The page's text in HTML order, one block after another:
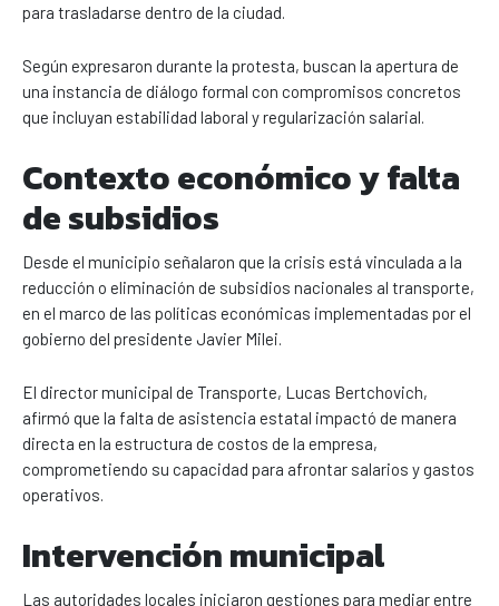
para trasladarse dentro de la ciudad.
Según expresaron durante la protesta, buscan la apertura de
una instancia de diálogo formal con compromisos concretos
que incluyan estabilidad laboral y regularización salarial.
Contexto económico y falta
de subsidios
Desde el municipio señalaron que la crisis está vinculada a la
reducción o eliminación de subsidios nacionales al transporte,
en el marco de las políticas económicas implementadas por el
gobierno del presidente Javier Milei
El director municipal de Transporte, Lucas Bertchovich,
afirmó que la falta de asistencia estatal impactó de manera
directa en la estructura de costos de la empresa,
comprometiendo su capacidad para afrontar salarios y gastos
operativos.
Intervención municipal
Las autoridades locales iniciaron gestiones para mediar entre